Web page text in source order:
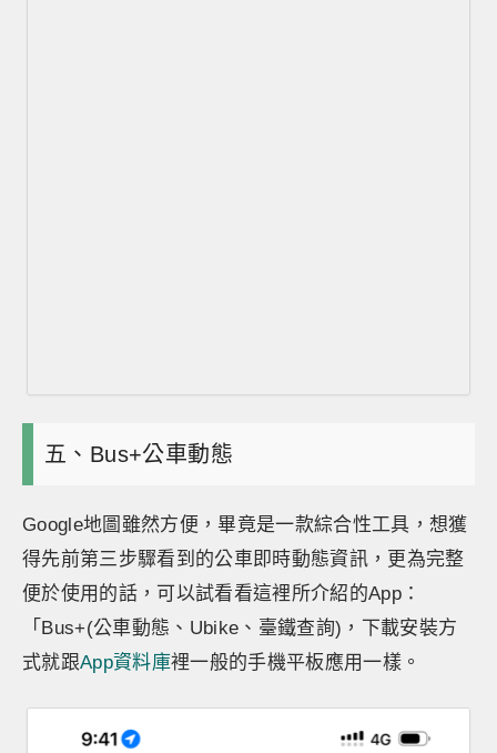
五、Bus+公車動態
Google地圖雖然方便，畢竟是一款綜合性工具，想獲
得先前第三步驟看到的公車即時動態資訊，更為完整
便於使用的話，可以試看看這裡所介紹的App：
「Bus+(公車動態、Ubike、臺鐵查詢)，下載安裝方
式就跟App資料庫裡一般的手機平板應用一樣。